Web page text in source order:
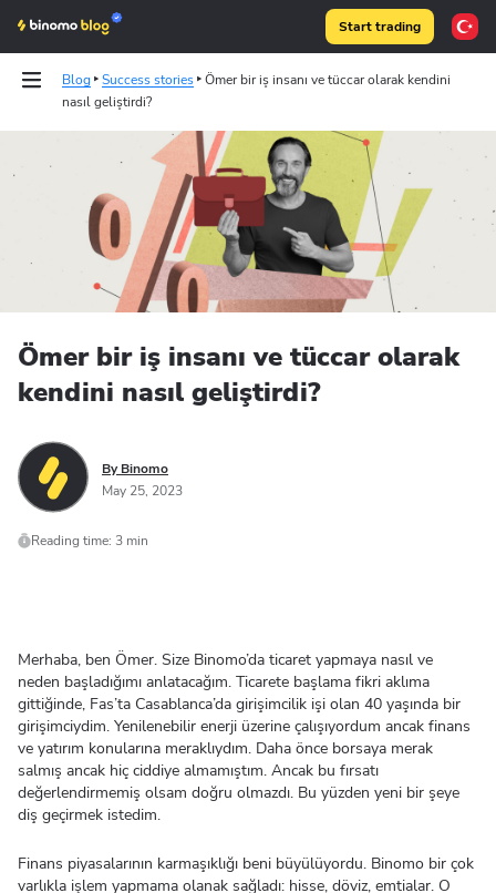
Start trading
Blog Success stories
Ömer bir iş insanı ve tüccar olarak kendini
nasıl geliştirdi?
Binomo on Telegram
Ömer bir iş insanı ve tüccar olarak
kendini nasıl geliştirdi?
By Binomo
May 25, 2023
Reading time: 3 min
Merhaba, ben Ömer. Size Binomo’da ticaret yapmaya nasıl ve
neden başladığımı anlatacağım. Ticarete başlama fikri aklıma
gittiğinde, Fas’ta Casablanca’da girişimcilik işi olan 40 yaşında bir
girişimciydim. Yenilenebilir enerji üzerine çalışıyordum ancak finans
ve yatırım konularına meraklıydım. Daha önce borsaya merak
salmış ancak hiç ciddiye almamıştım. Ancak bu fırsatı
değerlendirmemiş olsam doğru olmazdı. Bu yüzden yeni bir şeye
diş geçirmek istedim.
Finans piyasalarının karmaşıklığı beni büyülüyordu. Binomo bir çok
varlıkla işlem yapmama olanak sağladı: hisse, döviz, emtialar. O